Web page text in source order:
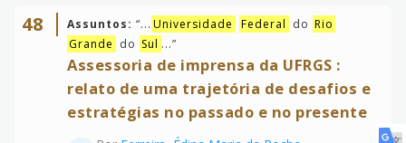
48 Assuntos: “... Universidade Federal do Rio
Grande do Sul ...”
Assessoria de imprensa da UFRGS :
relato de uma trajetória de desafios e
estratégias no passado e no presente